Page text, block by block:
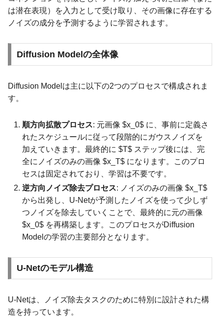
は潜在表現）を入力として受け取り、その画像に存在する
ノイズの成分を予測するように学習されます。
Diffusion Modelの全体像
Diffusion Modelは主に以下の2つのプロセスで構成されま
す。
順方向拡散プロセス: 元画像 $x_0$ に、事前に定義さ
れたスケジュールに従って段階的にガウスノイズを
加えていきます。最終的に $T$ ステップ後には、完
全にノイズのみの画像 $x_T$ になります。このプロ
セスは固定されており、学習は不要です。
逆方向ノイズ除去プロセス: ノイズのみの画像 $x_T$
から出発し、U-Netが予測したノイズを使って少しず
つノイズを除去していくことで、最終的に元の画像
$x_0$ を再構築します。このプロセスがDiffusion
Modelの学習の主要部分となります。
U-Netのモデル構造
U-Netは、ノイズ除去タスクのために特別に設計された構
造を持っています。